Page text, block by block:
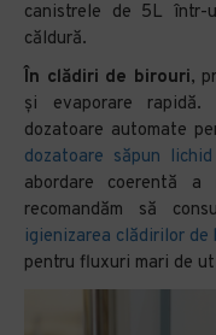
canistrele de 5L într-
căldură.
În clădiri de birouri,
și evaporare
dozatoare automate
dozatoare săpun lichid
abordare coerentă
recomandăm să
igienizarea clădirilor de
pentru fluxuri mari de